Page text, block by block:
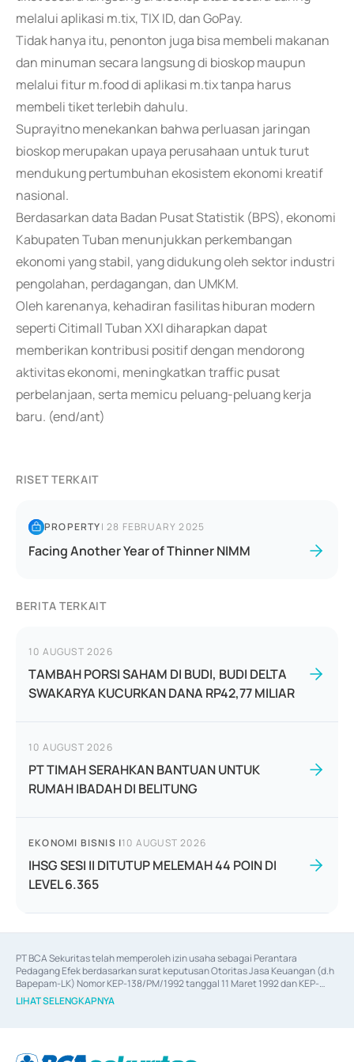
melalui aplikasi m.tix, TIX ID, dan GoPay.
Tidak hanya itu, penonton juga bisa membeli makanan
dan minuman secara langsung di bioskop maupun
melalui fitur m.food di aplikasi m.tix tanpa harus
membeli tiket terlebih dahulu.
Suprayitno menekankan bahwa perluasan jaringan
bioskop merupakan upaya perusahaan untuk turut
mendukung pertumbuhan ekosistem ekonomi kreatif
nasional.
Berdasarkan data Badan Pusat Statistik (BPS), ekonomi
Kabupaten Tuban menunjukkan perkembangan
ekonomi yang stabil, yang didukung oleh sektor industri
pengolahan, perdagangan, dan UMKM.
Oleh karenanya, kehadiran fasilitas hiburan modern
seperti Citimall Tuban XXI diharapkan dapat
memberikan kontribusi positif dengan mendorong
aktivitas ekonomi, meningkatkan traffic pusat
perbelanjaan, serta memicu peluang-peluang kerja
baru. (end/ant)
RISET TERKAIT
PROPERTY|28 FEBRUARY 2025
Facing Another Year of Thinner NIMM
BERITA TERKAIT
10 AUGUST 2026
TAMBAH PORSI SAHAM DI BUDI, BUDI DELTA
SWAKARYA KUCURKAN DANA RP42,77 MILIAR
10 AUGUST 2026
PT TIMAH SERAHKAN BANTUAN UNTUK
RUMAH IBADAH DI BELITUNG
EKONOMI BISNIS |10 AUGUST 2026
IHSG SESI II DITUTUP MELEMAH 44 POIN DI
LEVEL 6.365
PT BCA Sekuritas telah memperoleh izin usaha sebagai Perantara
Pedagang Efek berdasarkan surat keputusan Otoritas Jasa Keuangan (d.h
Bapepam-LK) Nomor KEP-138/PM/1992 tanggal 11 Maret 1992 dan KEP-
06/D.04/2014 tanggal 28 Februari 2014, izin usaha sebagai Penjamin Emisi
Efek berdasarkan surat keputusan Otoritas Jasa Keuangan Nomor KEP-
berdasarkan surat keputusan Otoritas Jasa Keuangan Nomor S-
LIHAT SELENGKAPNYA